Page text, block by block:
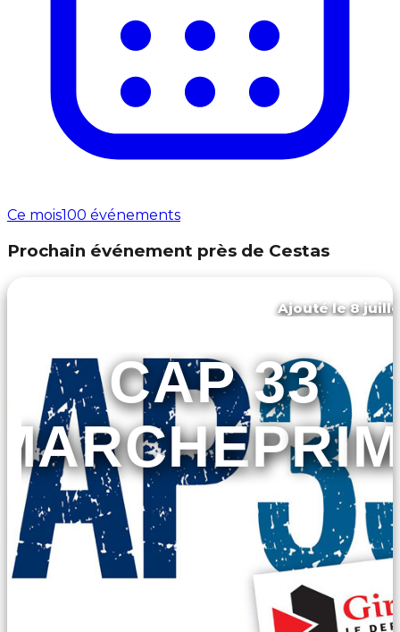
Ce mois100 événements
Prochain événement près de Cestas
Ajouté le 8
CAP 33